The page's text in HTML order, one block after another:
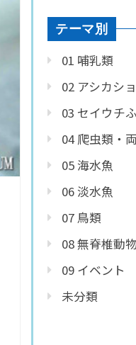
テーマ別
01 哺乳類
02 アシカシ
03 セイウチ
04 爬虫類・
05 海水魚
06 淡水魚
07 鳥類
08 無脊椎動
09 イベント
未分類